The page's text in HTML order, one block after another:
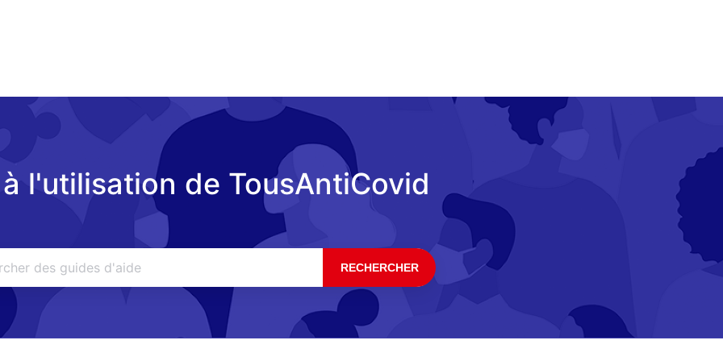
l'utilisation de TousAntiCovid
RECHERCHER